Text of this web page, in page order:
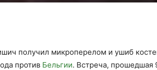
получил микроперелом и ушиб
против Бельгии. Встреча, прошедшая